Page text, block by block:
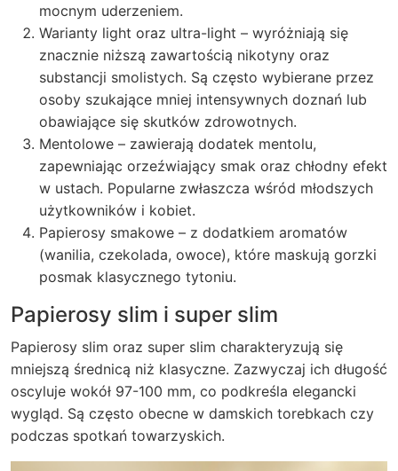
mocnym uderzeniem.
Warianty light oraz ultra-light – wyróżniają się
znacznie niższą zawartością nikotyny oraz
substancji smolistych. Są często wybierane przez
osoby szukające mniej intensywnych doznań lub
obawiające się skutków zdrowotnych.
Mentolowe – zawierają dodatek mentolu,
zapewniając orzeźwiający smak oraz chłodny efekt
w ustach. Popularne zwłaszcza wśród młodszych
użytkowników i kobiet.
Papierosy smakowe – z dodatkiem aromatów
(wanilia, czekolada, owoce), które maskują gorzki
posmak klasycznego tytoniu.
Papierosy slim i super slim
Papierosy slim oraz super slim charakteryzują się
mniejszą średnicą niż klasyczne. Zazwyczaj ich długość
oscyluje wokół 97-100 mm, co podkreśla elegancki
wygląd. Są często obecne w damskich torebkach czy
podczas spotkań towarzyskich.